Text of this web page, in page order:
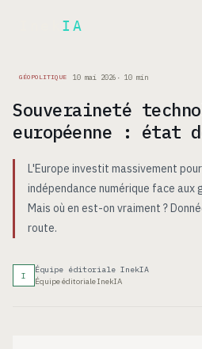
IA
GÉOPOLITIQUE 10 mai 2026 · 10 min
Souveraineté
européenne : état
L'Europe investit massivement
indépendance numérique face aux
Mais où en est-on vraiment ?
route.
I
Équipe éditoriale InekIA
Équipe éditoriale InekIA